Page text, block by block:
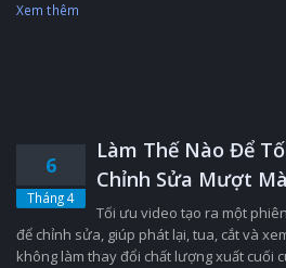
Xem thêm
6
Tháng 4
Làm Thế Nào Để
Chỉnh Sửa Mượt
Tối ưu video tạo ra một
để chỉnh sửa, giúp phát lại, tua, cắt và
không làm thay đổi chất lượng xuất cuối